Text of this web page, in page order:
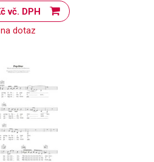
769 Kč vč. DPH
na dotaz